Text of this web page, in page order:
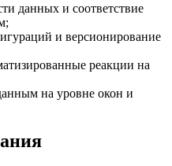
данных и соответствие
и версионирование
реакции на
на уровне окон и